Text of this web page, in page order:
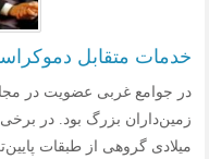
خدمات متقابل
در جوامع غربی عضویت در
زمین‌داران بزرگ بود. در
میلادی گروهی از طبقات